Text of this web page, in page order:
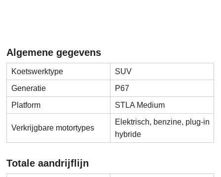
Algemene gegevens
Koetswerktype
SUV
Generatie
P67
Platform
STLA Medium
Verkrijgbare motortypes
Elektrisch, benzine, plug-in
hybride
Totale aandrijflijn